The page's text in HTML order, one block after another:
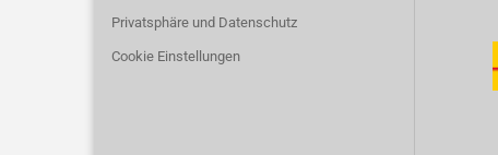
Privatsphäre und Datenschutz
Cookie Einstellungen